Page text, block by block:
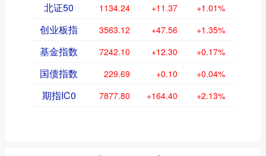
北证50 1134.24 +11.37 +1.01%
创业板指 3563.12 +47.56 +1.35%
基金指数 7242.10 +12.30 +0.17%
国债指数 229.69 +0.10 +0.04%
期指IC0 7877.80 +164.40 +2.13%